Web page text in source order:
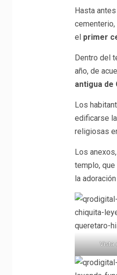
Hasta
el primer
Dentro del
año, de
antigua de
Los
edificarse
religiosas
Los
templo,
la
Vista